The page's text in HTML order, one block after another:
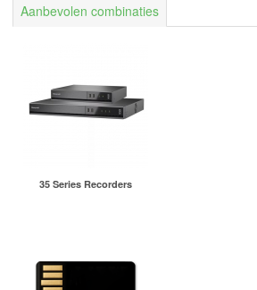
Aanbevolen combinaties
35 Series Recorders